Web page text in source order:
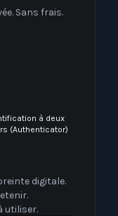
Sans frais.
à deux
(Authenticator)
digitale.
utiliser.